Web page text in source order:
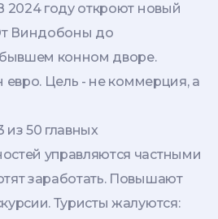
2024 году откроют новый
Виндобоны до
бывшем конном дворе.
евро. Цель - не коммерция, а
из 50 главных
управляются частными
заработать. Повышают
Туристы жалуются: